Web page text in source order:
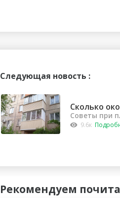
Следующая новость :
Сколько
Советы при
9.6к
Рекомендуем